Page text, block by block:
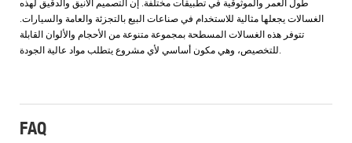
طول العمر والموثوقية في تطبيقات مختلفة. إن التصميم الأنيق والدقيق لهذه
الغسالات يجعلها مثالية للاستخدام في صناعات البيع بالتجزئة والعامة والسيارات.
تتوفر هذه الغسالات المسطحة بمجموعة متنوعة من الأحجام والألوان القابلة
للتخصيص، وهي مكون أساسي لأي مشروع يتطلب مواد عالية الجودة.
FAQ